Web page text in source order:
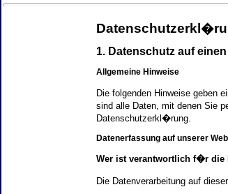
1. Datenschutz auf
Allgemeine Hinweise
Die folgenden Hinweise geben
sind alle Daten, mit denen Sie
Datenschutzerkl�rung.
Datenerfassung auf unserer
Wer ist verantwortlich f�r die
Die Datenverarbeitung auf